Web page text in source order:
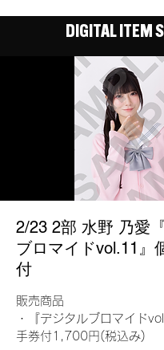
DIGITAL ITEM
2/23 2部 水野 乃愛
ブロマイドvol.11』
付
販売商品
・『デジタルブロマイド
手券付1,700円(税込み)